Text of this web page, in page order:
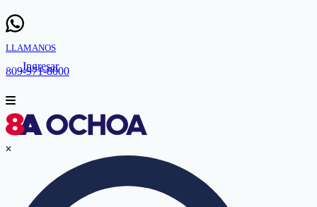
LLAMANOS
809-971-8000
Ingresar